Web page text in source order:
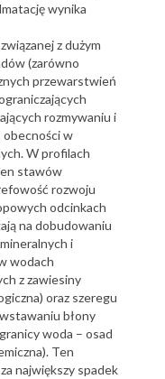
wynika
z dużym
(zarówno
przewarstwień
rozmywaniu i
obecności w
W profilach
stawów
rozwoju
odcinkach
na dobudowaniu
i
wodach
z zawiesiny
oraz szeregu
błony
woda – osad
Ten
największy spadek